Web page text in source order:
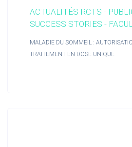
ACTUALITÉS RCTS -
SUCCESS STORIES -
MALADIE DU SOMMEIL :
TRAITEMENT EN DOSE UNIQUE